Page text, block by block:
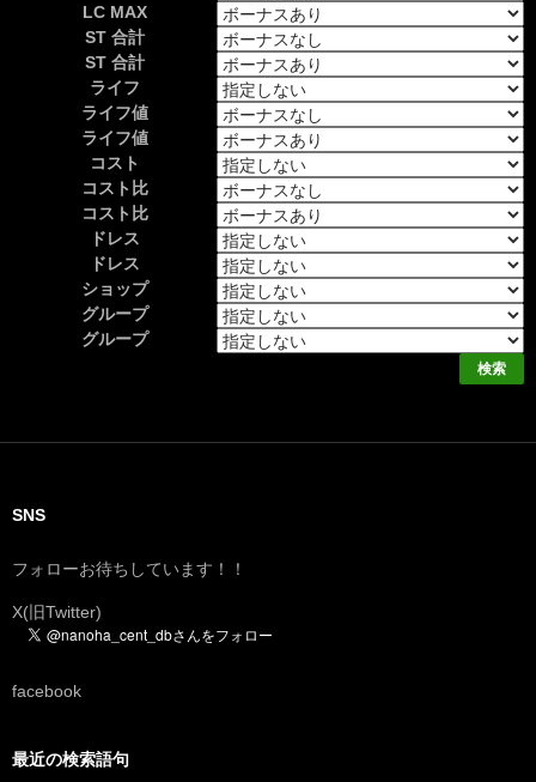
LC MAX
ST 合計
ST 合計
ライフ
ライフ値
ライフ値
コスト
コスト比
コスト比
ドレス
ドレス
ショップ
グループ
グループ
SNS
フォローお待ちしています！！
X(旧Twitter)
facebook
最近の検索語句